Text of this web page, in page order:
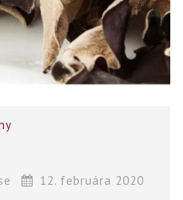
12. februára 2020